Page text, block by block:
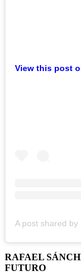
View this post
RAFAEL
FUTURO